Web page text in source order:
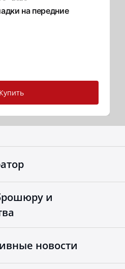
— где инновации
в мировой
на передние
Купить
и
новости